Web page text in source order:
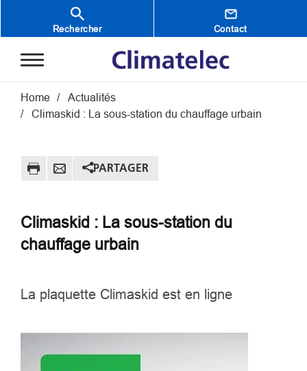
Aller au contenu principal
Rechercher Contact
Fil d'Ariane
Home
Actualités
Climaskid : La sous-station du chauffage urbain
PARTAGER
Climaskid : La sous-station du
chauffage urbain
La plaquette Climaskid est en ligne